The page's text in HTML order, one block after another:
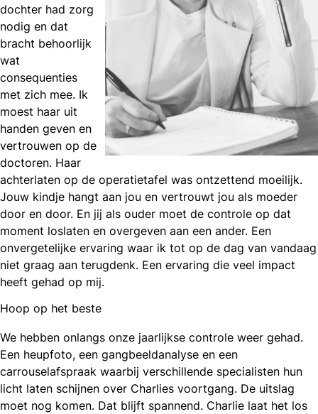
dochter had zorg
nodig en dat
bracht behoorlijk
wat
consequenties
met zich mee. Ik
moest haar uit
handen geven en
vertrouwen op de
doctoren. Haar
achterlaten op de operatietafel was ontzettend moeilijk.
Jouw kindje hangt aan jou en vertrouwt jou als moeder
door en door. En jij als ouder moet de controle op dat
moment loslaten en overgeven aan een ander. Een
onvergetelijke ervaring waar ik tot op de dag van vandaag
niet graag aan terugdenk. Een ervaring die veel impact
heeft gehad op mij.
Hoop op het beste
We hebben onlangs onze jaarlijkse controle weer gehad.
Een heupfoto, een gangbeeldanalyse en een
carrouselafspraak waarbij verschillende specialisten hun
licht laten schijnen over Charlies voortgang. De uitslag
moet nog komen. Dat blijft spannend. Charlie laat het los